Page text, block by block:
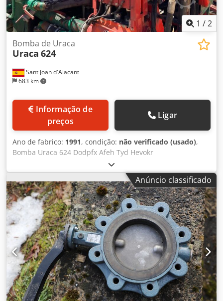
1 /2
Sant Joan d'Alacant
683 km
Bomba de Uraca
Uraca 624
preços
Ligar
Ano de fabrico: 1991, condição: não verificado (usado),
Bomba Uraca 624 Dodpfx Afeh Tyd Hevokr
Anúncio classificado